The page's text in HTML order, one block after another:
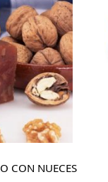
CON NUECES